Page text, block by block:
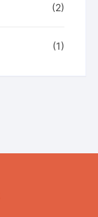
(2)
(1)